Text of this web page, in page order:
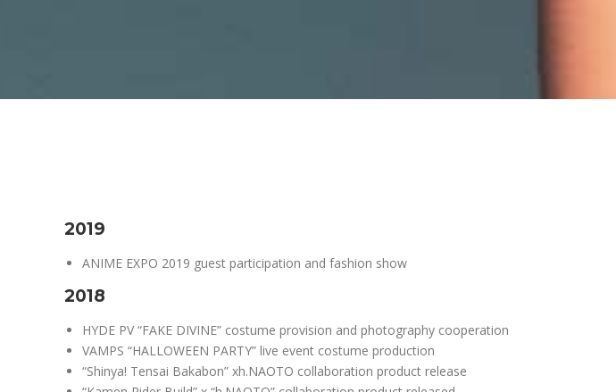
2019
ANIME EXPO 2019 guest participation and fashion show
2018
HYDE PV “FAKE DIVINE” costume provision and photography cooperation
VAMPS “HALLOWEEN PARTY” live event costume production
“Shinya! Tensai Bakabon” xh.NAOTO collaboration product release